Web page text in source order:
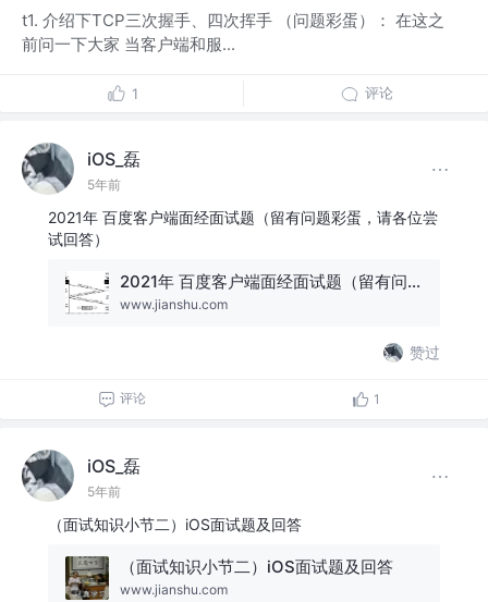
t1. 介绍下TCP三次握手、四次挥手 （问题彩蛋）： 在这之
前问一下大家 当客户端和服...
1 评论
iOS_磊
5年前
2021年 百度客户端面经面试题（留有问题彩蛋，请各位尝
试回答）
2021年 百度客户端面经面试题（留有问题彩蛋，请各位尝试回答）
www.jianshu.com
赞过
评论 1
iOS_磊
5年前
（面试知识小节二）iOS面试题及回答
（面试知识小节二）iOS面试题及回答
www.jianshu.com